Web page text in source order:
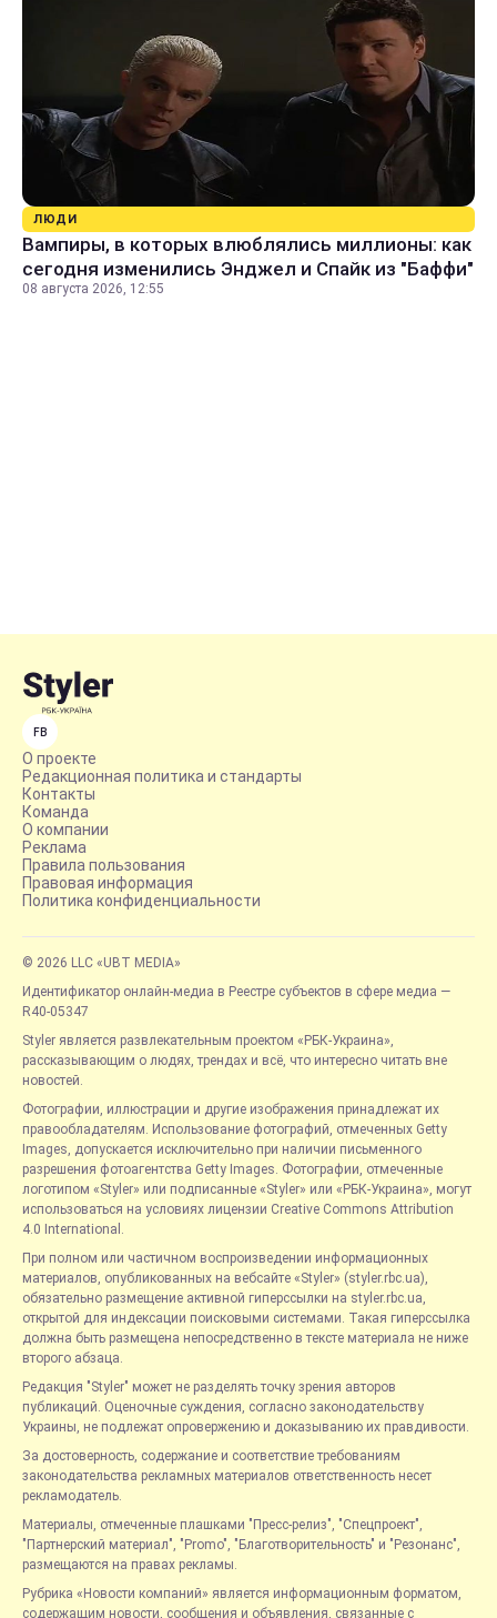
ЛЮДИ
Вампиры, в которых влюблялись миллионы: как
сегодня изменились Энджел и Спайк из "Баффи"
08 августа 2026, 12:55
FB
О проекте
Редакционная политика и стандарты
Контакты
Команда
О компании
Реклама
Правила пользования
Правовая информация
Политика конфиденциальности
© 2026 LLC «UBT MEDIA»
Идентификатор онлайн-медиа в Реестре субъектов в сфере медиа —
R40-05347
Styler является развлекательным проектом «РБК-Украина»,
рассказывающим о людях, трендах и всё, что интересно читать вне
новостей.
Фотографии, иллюстрации и другие изображения принадлежат их
правообладателям. Использование фотографий, отмеченных Getty
Images, допускается исключительно при наличии письменного
разрешения фотоагентства Getty Images. Фотографии, отмеченные
логотипом «Styler» или подписанные «Styler» или «РБК-Украина», могут
использоваться на условиях лицензии Creative Commons Attribution
4.0 International.
При полном или частичном воспроизведении информационных
материалов, опубликованных на вебсайте «Styler» (styler.rbc.ua),
обязательно размещение активной гиперссылки на styler.rbc.ua,
открытой для индексации поисковыми системами. Такая гиперссылка
должна быть размещена непосредственно в тексте материала не ниже
второго абзаца.
Редакция "Styler" может не разделять точку зрения авторов
публикаций. Оценочные суждения, согласно законодательству
Украины, не подлежат опровержению и доказыванию их правдивости.
За достоверность, содержание и соответствие требованиям
законодательства рекламных материалов ответственность несет
рекламодатель.
Материалы, отмеченные плашками "Пресс-релиз", "Спецпроект",
"Партнерский материал", "Promo", "Благотворительность" и "Резонанс",
размещаются на правах рекламы.
Рубрика «Новости компаний» является информационным форматом,
содержащим новости, сообщения и объявления, связанные с